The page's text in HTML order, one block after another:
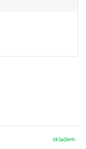
skladem